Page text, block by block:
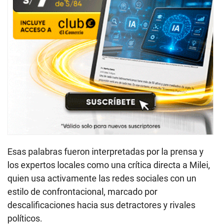
Esas palabras fueron interpretadas por la prensa y
los expertos locales como una crítica directa a Milei,
quien usa activamente las redes sociales con un
estilo de confrontacional, marcado por
descalificaciones hacia sus detractores y rivales
políticos.